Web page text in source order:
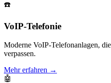
☎️
VoIP-Telefonie
Moderne VoIP-Telefonanlagen,
verpassen.
Mehr erfahren →
🤖